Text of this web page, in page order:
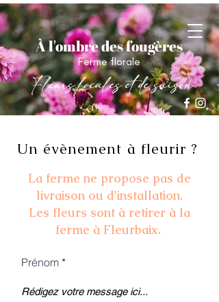
À l'ombre des fougères
Ferme florale
Fleurs locales et de saison
Un évènement à fleurir ?
La ferme ne propose pas de
livraison ou d'installation.
Les fleurs sont à retirer à la
ferme à Fleurbaix.
Prénom